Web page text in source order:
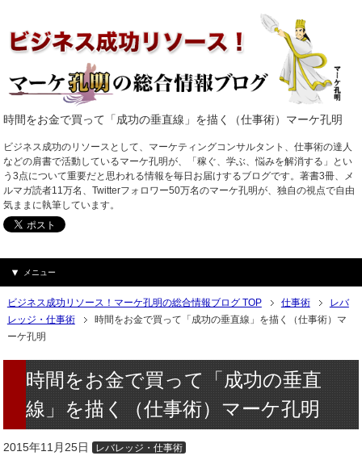
時間をお金で買って「成功の垂直線」を描く（仕事術）マーケ孔明
ビジネス成功のリソースとして、マーケティングコンサルタント、仕事術の達人
などの肩書で活動しているマーケ孔明が、「稼ぐ、学ぶ、悩みを解消する」とい
う3点について重要だと思われる情報を毎日お届けするブログです。著書3冊、メ
ルマガ読者11万名、Twitterフォロワー50万名のマーケ孔明が、独自の視点で自由
気ままに執筆しています。
メニュー
ビジネス成功リソース！マーケ孔明の総合情報ブログ TOP 仕事術
レバ
レッジ・仕事術
時間をお金で買って「成功の垂直線」を描く（仕事術）マ
ーケ孔明
時間をお金で買って「成功の垂直
線」を描く（仕事術）マーケ孔明
2015年11月25日 レバレッジ・仕事術